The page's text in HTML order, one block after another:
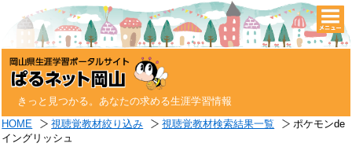
きっと見つかる。あなたの求める生涯学習情報
HOME 視聴覚教材絞り込み 視聴覚教材検索結果一覧
ポケモンde
イングリッシュ